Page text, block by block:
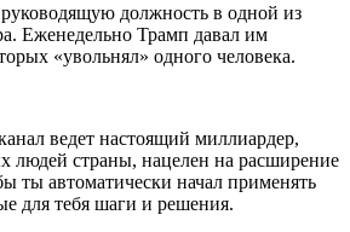
руководящую должность в одной из
Еженедельно Трамп давал им
«увольнял» одного человека.
ведет настоящий миллиардер,
людей страны, нацелен на расширение
ты автоматически начал применять
для тебя шаги и решения.